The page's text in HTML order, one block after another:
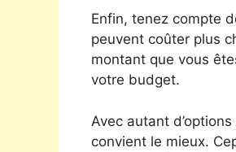
Enfin, tenez compte
peuvent coûter plus
montant que vous
votre budget.
Avec autant
convient le mieux.